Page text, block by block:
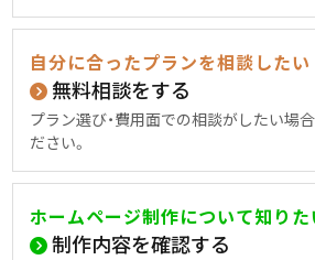
自分に合ったプランを相談したい
無料相談をする
プラン選び・費用面での相談がしたい場
ださい。
ホームページ制作について知りた
制作内容を確認する